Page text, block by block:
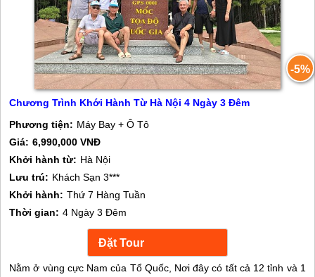
-5%
Chương Trình Khới Hành Từ Hà Nội 4 Ngày 3 Đêm
Phương tiện: Máy Bay + Ô Tô
Giá: 6,990,000 VNĐ
Khởi hành từ: Hà Nội
Lưu trú: Khách Sạn 3***
Khởi hành: Thứ 7 Hàng Tuần
Thời gian: 4 Ngày 3 Đêm
Nằm ở vùng cực Nam của Tổ Quốc, Nơi đây có tất cả 12 tỉnh và 1